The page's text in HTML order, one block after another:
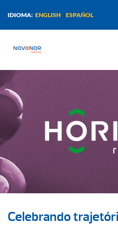
IDIOMA: ENGLISH ESPAÑOL
Celebrando